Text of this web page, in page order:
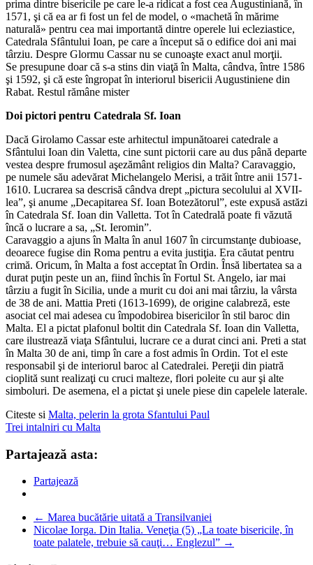
prima dintre bisericile pe care le-a ridicat a fost cea Augustiniană, în
1571, şi că ea ar fi fost un fel de model, o «machetă în mărime
naturală» pentru cea mai importantă dintre operele lui ecleziastice,
Catedrala Sfântului Ioan, pe care a început să o edifice doi ani mai
târziu. Despre Glormu Cassar nu se cunoaşte exact anul morţii.
Se presupune doar că s-a stins din viaţă în Malta, cândva, între 1586
şi 1592, şi că este îngropat în interiorul bisericii Augustiniene din
Rabat. Restul rămâne mister
Doi pictori pentru Catedrala Sf. Ioan
Dacă Girolamo Cassar este arhitectul impunătoarei catedrale a
Sfântului Ioan din Valetta, cine sunt pictorii care au dus până departe
vestea despre frumosul aşezământ religios din Malta? Caravaggio,
pe numele său adevărat Michelangelo Merisi, a trăit între anii 1571-
1610. Lucrarea sa descrisă cândva drept „pictura secolului al XVII-
lea”, şi anume „Decapitarea Sf. Ioan Botezătorul”, este expusă astăzi
în Catedrala Sf. Ioan din Valletta. Tot în Catedrală poate fi văzută
încă o lucrare a sa, „St. Ieromin”.
Caravaggio a ajuns în Malta în anul 1607 în circumstanţe dubioase,
deoarece fugise din Roma pentru a evita justiţia. Era căutat pentru
crimă. Oricum, în Malta a fost acceptat în Ordin. Însă libertatea sa a
durat puţin peste un an, fiind închis în Fortul St. Angelo, iar mai
târziu a fugit în Sicilia, unde a murit cu doi ani mai târziu, la vârsta
de 38 de ani. Mattia Preti (1613-1699), de origine calabreză, este
asociat cel mai adesea cu împodobirea bisericilor în stil baroc din
Malta. El a pictat plafonul boltit din Catedrala Sf. Ioan din Valletta,
care ilustrează viaţa Sfântului, lucrare ce a durat cinci ani. Preti a stat
în Malta 30 de ani, timp în care a fost admis în Ordin. Tot el este
responsabil şi de interiorul baroc al Catedralei. Pereţii din piatră
cioplită sunt realizaţi cu cruci malteze, flori poleite cu aur şi alte
simboluri. De asemena, el a pictat şi unele piese din capelele laterale.
Citeste si Malta, pelerin la grota Sfantului Paul
Trei intalniri cu Malta
Partajează asta:
Partajează
← Marea bucătărie uitată a Transilvaniei
Nicolae Iorga. Din Italia. Veneţia (5) „La toate bisericile, în
toate palatele, trebuie să cauţi… Englezul” →